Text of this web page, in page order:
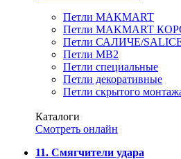
Петли MAKMART
Петли MAKMART
Петли САЛИЧЕ/
Петли MB2
Петли специальные
Петли декоративные
Петли скрытого
Каталоги
Смотреть онлайн
11. Смягчители удара